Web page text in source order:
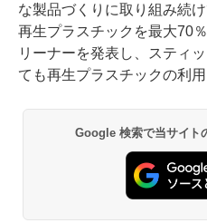
な製品づくりに取り組み続
再生プラスチックを最大70
リーナーを発表し、スティ
ても再生プラスチックの利
Google 検索で当サイト